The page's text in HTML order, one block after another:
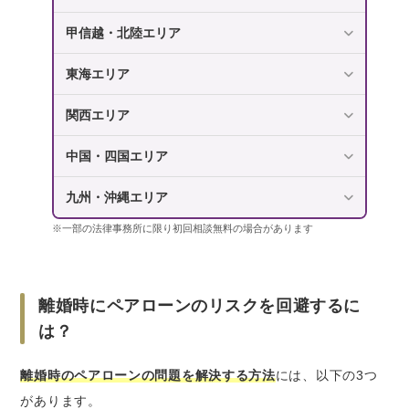
甲信越・北陸エリア
東海エリア
関西エリア
中国・四国エリア
九州・沖縄エリア
※一部の法律事務所に限り初回相談無料の場合があります
離婚時にペアローンのリスクを回避するに
は？
離婚時のペアローンの問題を解決する方法には、以下の3つ
があります。